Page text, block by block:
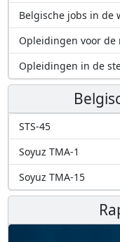
Belgische jobs in de
Opleidingen voor
Opleidingen in de
STS-45
Soyuz TMA-1
Soyuz TMA-15